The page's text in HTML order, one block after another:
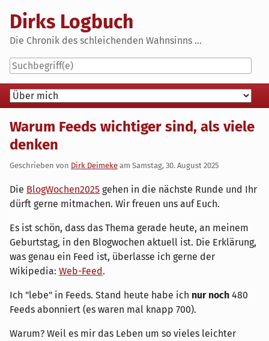
content
Dirks Logbuch
Die Chronik des schleichenden Wahnsinns ...
Navigation
Warum Feeds wichtiger sind, als viele
denken
Geschrieben von Dirk Deimeke am Samstag, 30. August 2025
Die BlogWochen2025 gehen in die nächste Runde und Ihr
dürft gerne mitmachen. Wir freuen uns auf Euch.
Es ist schön, dass das Thema gerade heute, an meinem
Geburtstag, in den Blogwochen aktuell ist. Die Erklärung,
was genau ein Feed ist, überlasse ich gerne der
Wikipedia: Web-Feed.
Ich "lebe" in Feeds. Stand heute habe ich nur noch 480
Feeds abonniert (es waren mal knapp 700).
Warum? Weil es mir das Leben um so vieles leichter